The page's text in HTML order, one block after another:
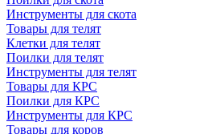
Инструменты для скота
Товары для телят
Клетки для телят
Поилки для телят
Инструменты для телят
Товары для КРС
Поилки для КРС
Инструменты для КРС
Товары для коров